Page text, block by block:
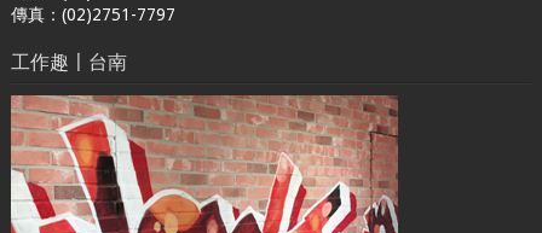
傳真：(02)2751-7797
工作趣〡台南